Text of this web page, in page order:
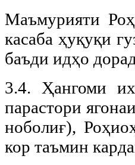
Маъмурияти
касаба ҳуқуқи
баъди идҳо
3.4. Ҳангоми
парастори
ноболиғ),
кор таъмин